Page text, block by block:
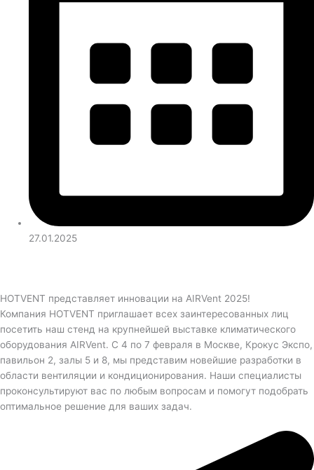
27.01.2025
HOTVENT представляет инновации на AIRVent 2025!
Компания HOTVENT приглашает всех заинтересованных лиц
посетить наш стенд на крупнейшей выставке климатического
оборудования AIRVent. С 4 по 7 февраля в Москве, Крокус Экспо,
павильон 2, залы 5 и 8, мы представим новейшие разработки в
области вентиляции и кондиционирования. Наши специалисты
проконсультируют вас по любым вопросам и помогут подобрать
оптимальное решение для ваших задач.